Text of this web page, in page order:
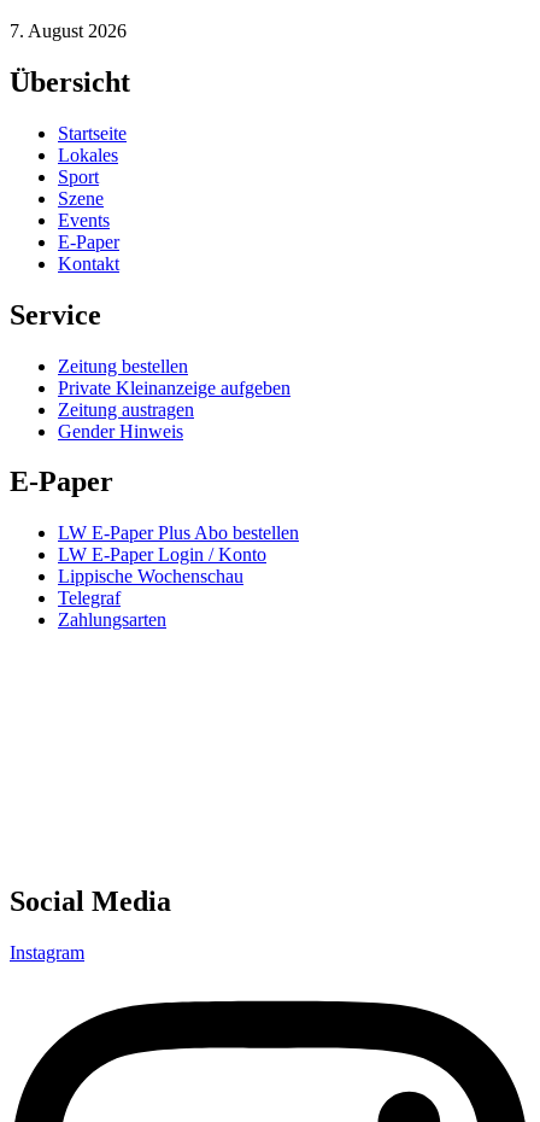
7. August 2026
Übersicht
Startseite
Lokales
Sport
Szene
Events
E-Paper
Kontakt
Service
Zeitung bestellen
Private Kleinanzeige aufgeben
Zeitung austragen
Gender Hinweis
E-Paper
LW E-Paper Plus Abo bestellen
LW E-Paper Login / Konto
Lippische Wochenschau
Telegraf
Zahlungsarten
Social Media
Instagram